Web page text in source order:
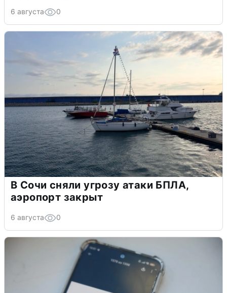
6 августа 0
В Сочи сняли угрозу атаки БПЛА,
аэропорт закрыт
6 августа 0